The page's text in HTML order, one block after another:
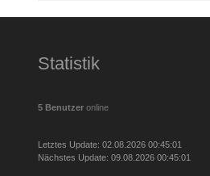
Statistik
5 Benutzer online
Letztes Update: 02.08.2026 00:45:01
Nächstes Update: 09.08.2026 00:45:01